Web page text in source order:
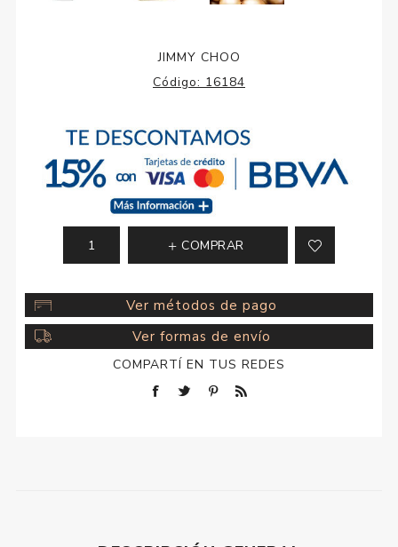
JIMMY CHOO
Código: 16184
COMPRAR
Ver métodos de pago
Ver formas de envío
COMPARTÍ EN TUS REDES